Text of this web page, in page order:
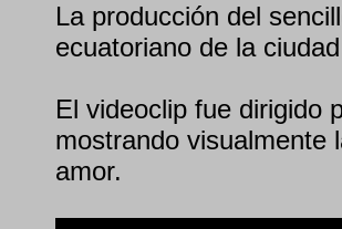
La producción del
ecuatoriano de la
El videoclip fue dirigido
mostrando visualmente
amor.